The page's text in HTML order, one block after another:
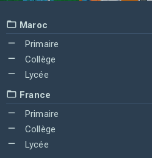
Maroc
Primaire
Collège
Lycée
France
Primaire
Collège
Lycée